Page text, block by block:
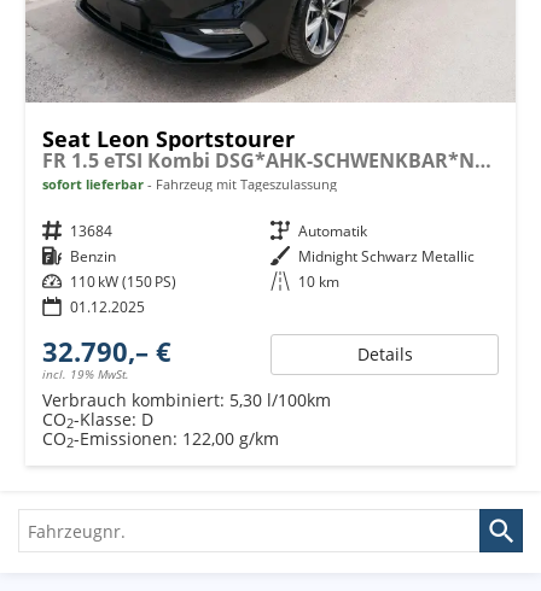
Seat Leon Sportstourer
FR 1.5 eTSI Kombi DSG*AHK-SCHWENKBAR*NAVI*TEMPOMAT*3-ZONE KILMAAUTOMATIK
sofort lieferbar Fahrzeug mit Tageszulassung
Fahrzeugnr. 13684 Getriebe Automatik
Kraftstoff Benzin Außenfarbe Midnight Schwarz Metallic
Leistung 110 kW (150 PS) Kilometerstand 10 km
01.12.2025
32.790,– €
incl. 19% MwSt.
Details
Verbrauch kombiniert: 5,30 l/100km
CO2-Klasse: D
CO2-Emissionen: 122,00 g/km
Fahrzeugnr.